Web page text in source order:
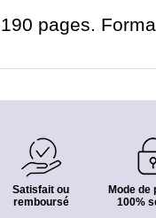
190 pages.
Satisfait ou
remboursé
Mode de
100%